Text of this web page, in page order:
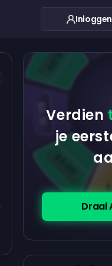
Inloggen
Verdien
je
Draai
$5.00
$0.10
$5.00